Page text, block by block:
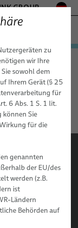
GROUP
zu
wir Ihre
sowohl dem
Ihrem Gerät (§ 25
für
6 Abs. 1 S. 1 lit.
können Sie
für die
genannten
der EU/des
werden (z.B.
ist
Ländern
Behörden auf